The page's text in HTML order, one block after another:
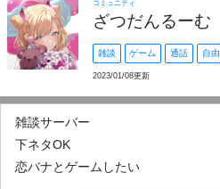
コミュニティ
ざつだんるーむ
雑談 ゲーム 通話 自由
2023/01/08更新
雑談サーバー
下ネタOK
恋バナとゲームしたい